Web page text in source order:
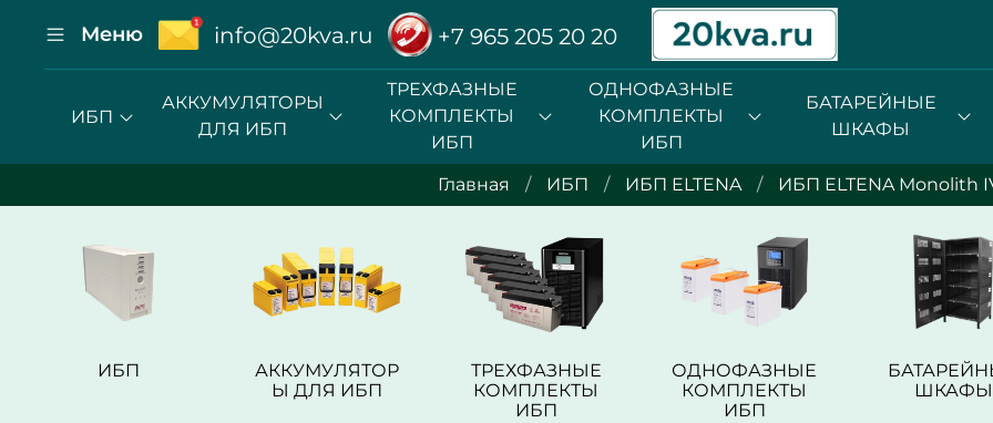
Меню info@20kva.ru +7 965 205 20 20
ИБП
АККУМУЛЯТОРЫ
ДЛЯ ИБП
ТРЕХФАЗНЫЕ
КОМПЛЕКТЫ
ИБП
ОДНОФАЗНЫЕ
КОМПЛЕКТЫ
ИБП
БАТАРЕЙНЫЕ
ШКАФЫ
Главная ИБП ИБП ELTENA ИБП ELTENA Monolith
ИБП
АККУМУЛЯТОР
Ы ДЛЯ ИБП
ТРЕХФАЗНЫЕ
КОМПЛЕКТЫ
ИБП
ОДНОФАЗНЫЕ
КОМПЛЕКТЫ
ИБП
ШКАФЫ